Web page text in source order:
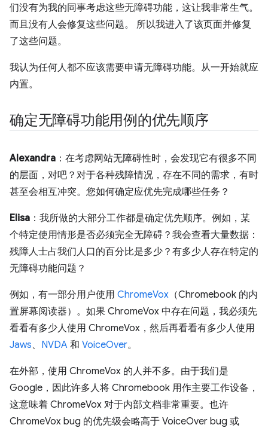
们没有为我的同事考虑这些无障碍功能，这让我非常生气。
而且没有人会修复这些问题。 所以我进入了该页面并修复
了这些问题。
我认为任何人都不应该需要申请无障碍功能。从一开始就应
内置。
确定无障碍功能用例的优先顺序
Alexandra ：在考虑网站无障碍性时，会发现它有很多不同
的层面，对吧？对于各种残障情况，存在不同的需求，有时
甚至会相互冲突。您如何确定应优先完成哪些任务？
Elisa ：我所做的大部分工作都是确定优先顺序。例如，某
个特定使用情形是否必须完全无障碍？我会查看大量数据：
残障人士占我们人口的百分比是多少？有多少人存在特定的
无障碍功能问题？
例如，有一部分用户使用 ChromeVox （Chromebook 的内
置屏幕阅读器）。如果 ChromeVox 中存在问题，我必须先
看看有多少人使用 ChromeVox，然后再看看有多少人使用
Jaws、 NVDA 和 VoiceOver。
在外部，使用 ChromeVox 的人并不多。由于我们是
Google，因此许多人将 Chromebook 用作主要工作设备，
这意味着 ChromeVox 对于内部文档非常重要。也许
ChromeVox bug 的优先级会略高于 VoiceOver bug 或